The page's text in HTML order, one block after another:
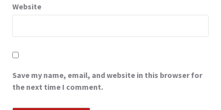
Website
Save my name, email, and website in this browser for
the next time I comment.